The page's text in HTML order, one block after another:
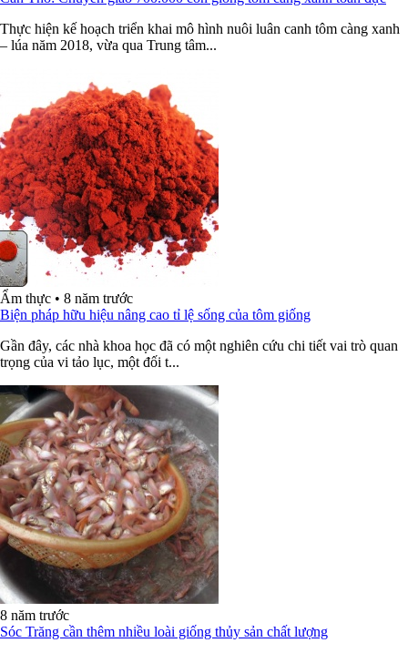
Thực hiện kế hoạch triển khai mô hình nuôi luân canh tôm càng xanh
– lúa năm 2018, vừa qua Trung tâm...
Ẩm thực • 8 năm trước
Biện pháp hữu hiệu nâng cao tỉ lệ sống của tôm giống
Gần đây, các nhà khoa học đã có một nghiên cứu chi tiết vai trò quan
trọng của vi tảo lục, một đối t...
8 năm trước
Sóc Trăng cần thêm nhiều loài giống thủy sản chất lượng